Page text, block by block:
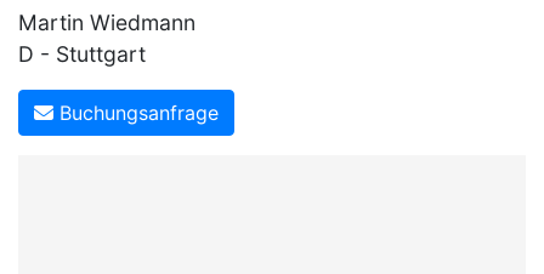
Martin Wiedmann
D - Stuttgart
Buchungsanfrage